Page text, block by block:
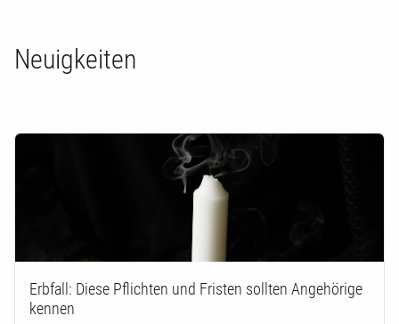
Neuigkeiten
Erbfall: Diese Pflichten und Fristen sollten Angehörige
kennen